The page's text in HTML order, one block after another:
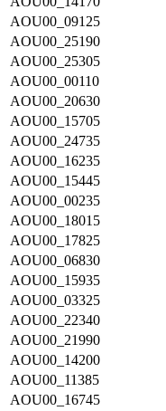
AOU00_09125
AOU00_25190
AOU00_25305
AOU00_00110
AOU00_20630
AOU00_15705
AOU00_24735
AOU00_16235
AOU00_15445
AOU00_00235
AOU00_18015
AOU00_17825
AOU00_06830
AOU00_15935
AOU00_03325
AOU00_22340
AOU00_21990
AOU00_14200
AOU00_11385
AOU00_16745